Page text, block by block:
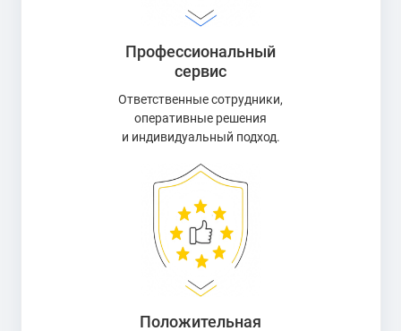
Профессиональный
сервис
Ответственные сотрудники,
оперативные решения
и индивидуальный подход.
Положительная